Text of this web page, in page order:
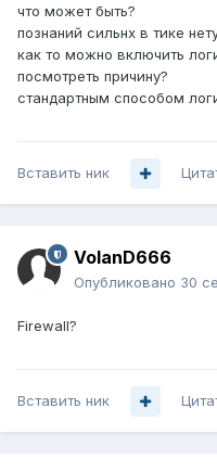
что может быть?
познаний сильнх в тике
как то можно включить
посмотреть причину?
стандартным способом
Вставить ник
VolanD666
Опубликовано 30
Firewall?
Вставить ник